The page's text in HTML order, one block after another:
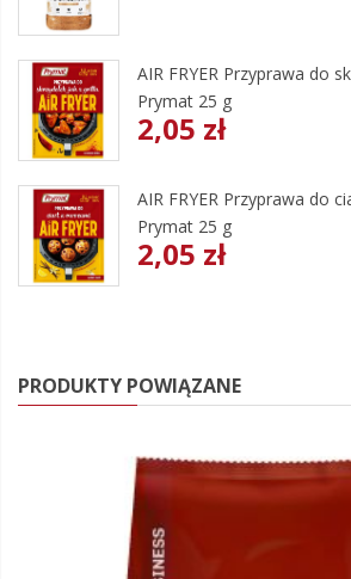
AIR FRYER Przyprawa do
Prymat 25 g
2,05 zł
AIR FRYER Przyprawa do
Prymat 25 g
2,05 zł
PRODUKTY POWIĄZANE